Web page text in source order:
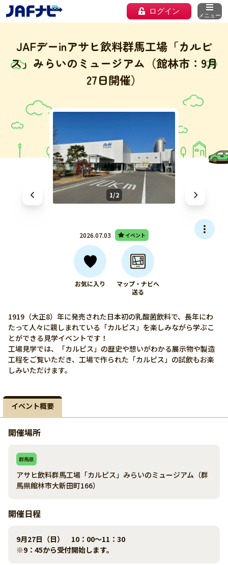
ログイン メニュー
JAFデーinアサヒ飲料群馬工場「カルピ
ス」みらいのミュージアム（館林市：9月
27日開催）
1/2
2026.07.03 イベント
お気に入り
マップ・ナビへ
送る
1919（大正8）年に発売された日本初の乳酸菌飲料で、長年にわ
たって人々に親しまれている「カルピス」を楽しみながら学ぶこ
とができる見学イベントです！
工場見学では、「カルピス」の歴史や想いがわかる展示物や製造
工程をご覧いただき、工場で作られた「カルピス」の試飲もお楽
しみいただけます。
イベント概要
開催場所
群馬県
アサヒ飲料群馬工場「カルピス」みらいのミュージアム（群
馬県館林市大新田町166）
開催日程
9月27日（日） 10：00～11：30
※9：45から受付開始します。